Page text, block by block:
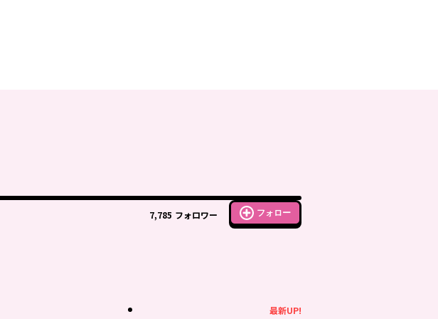
7,785 フォロワー フォロー
最新UP!